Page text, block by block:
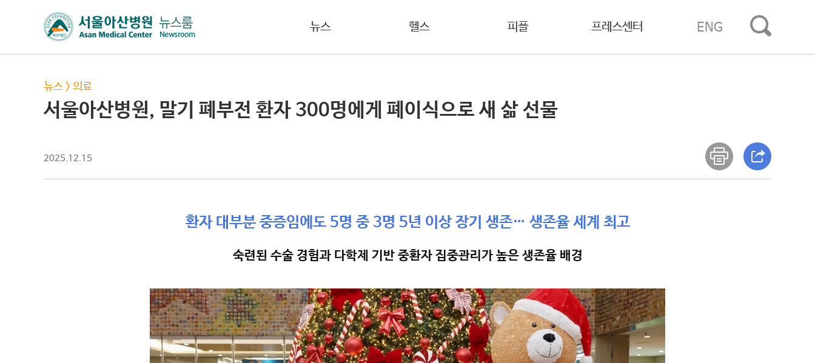
뉴스 헬스 피플 프레스센터 ENG
뉴스 > 의료
서울아산병원, 말기 폐부전 환자 300명에게 폐이식으로 새 삶 선물
2025.12.15
환자 대부분 중증임에도 5명 중 3명 5년 이상 장기 생존… 생존율 세계 최고
숙련된 수술 경험과 다학제 기반 중환자 집중관리가 높은 생존율 배경